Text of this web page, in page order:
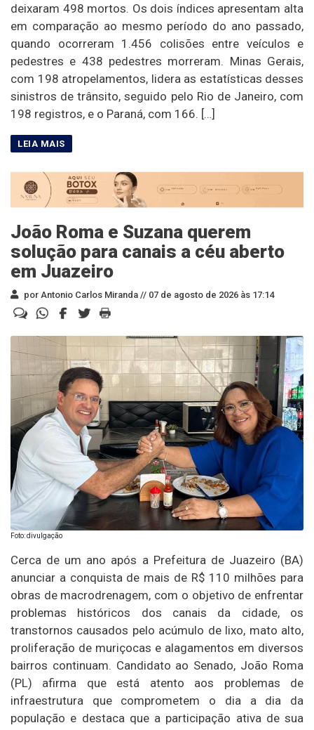
deixaram 498 mortos. Os dois índices apresentam alta
em comparação ao mesmo período do ano passado,
quando ocorreram 1.456 colisões entre veículos e
pedestres e 438 pedestres morreram. Minas Gerais,
com 198 atropelamentos, lidera as estatísticas desses
sinistros de trânsito, seguido pelo Rio de Janeiro, com
198 registros, e o Paraná, com 166. […]
João Roma e Suzana querem
solução para canais a céu aberto
em Juazeiro
por Antonio Carlos Miranda // 07 de agosto de 2026 às 17:14
Foto: divulgação
Cerca de um ano após a Prefeitura de Juazeiro (BA)
anunciar a conquista de mais de R$ 110 milhões para
obras de macrodrenagem, com o objetivo de enfrentar
problemas históricos dos canais da cidade, os
transtornos causados pelo acúmulo de lixo, mato alto,
proliferação de muriçocas e alagamentos em diversos
bairros continuam. Candidato ao Senado, João Roma
(PL) afirma que está atento aos problemas de
infraestrutura que comprometem o dia a dia da
população e destaca que a participação ativa de sua